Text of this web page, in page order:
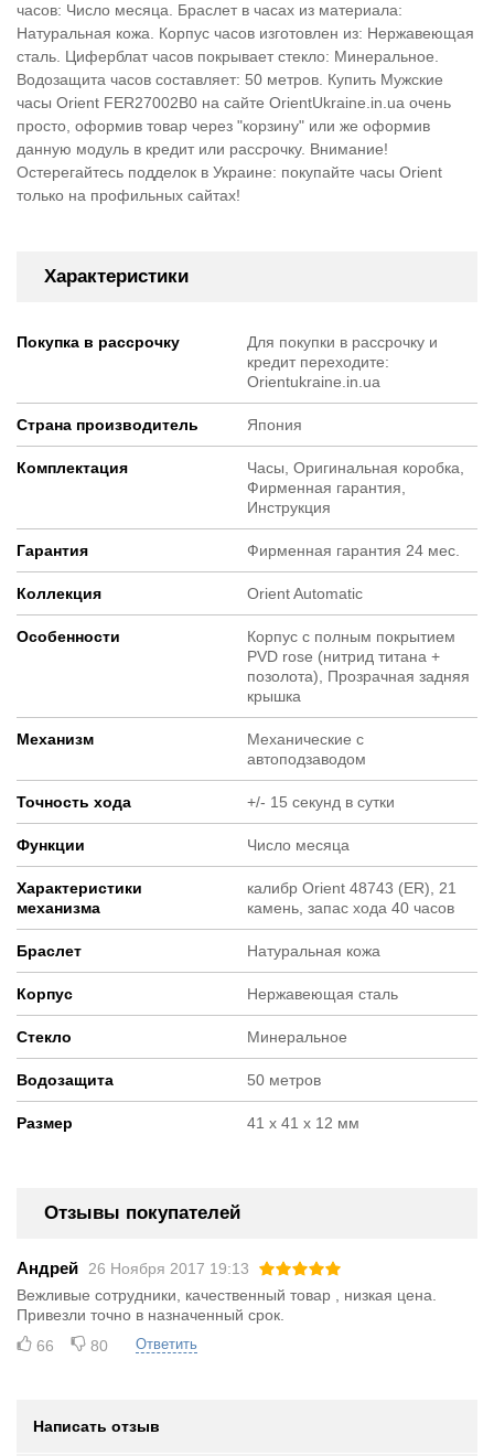
часов: Число месяца. Браслет в часах из материала:
Натуральная кожа. Корпус часов изготовлен из: Нержавеющая
сталь. Циферблат часов покрывает стекло: Минеральное.
Водозащита часов составляет: 50 метров. Купить Мужские
часы Orient FER27002B0 на сайте OrientUkraine.in.ua очень
просто, оформив товар через "корзину" или же оформив
данную модуль в кредит или рассрочку. Внимание!
Остерегайтесь подделок в Украине: покупайте часы Orient
только на профильных сайтах!
Характеристики
Покупка в рассрочку
Для покупки в рассрочку и
кредит переходите:
Orientukraine.in.ua
Страна производитель Япония
Комплектация
Часы, Оригинальная коробка,
Фирменная гарантия,
Инструкция
Гарантия Фирменная гарантия 24 мес.
Коллекция Orient Automatic
Особенности
Корпус с полным покрытием
PVD rose (нитрид титана +
позолота), Прозрачная задняя
крышка
Механизм
Механические с
автоподзаводом
Точность хода +/- 15 секунд в сутки
Функции Число месяца
Характеристики
механизма
калибр Orient 48743 (ER), 21
камень, запас хода 40 часов
Браслет Натуральная кожа
Корпус Нержавеющая сталь
Стекло Минеральное
Водозащита 50 метров
Размер 41 х 41 х 12 мм
Отзывы покупателей
Андрей
26 Ноября 2017 19:13
Вежливые сотрудники, качественный товар , низкая цена.
Привезли точно в назначенный срок.
66
80 Ответить
Написать отзыв